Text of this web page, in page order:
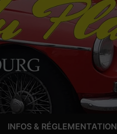
INFOS & RÉGLEMENTATION